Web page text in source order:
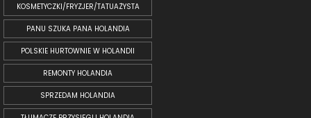
KOSMETYCZKI/FRYZJER/TATUAŻYSTA
PANU SZUKA PANA HOLANDIA
POLSKIE HURTOWNIE W HOLANDII
REMONTY HOLANDIA
SPRZEDAM HOLANDIA